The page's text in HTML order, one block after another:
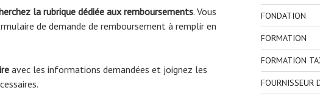
la rubrique dédiée aux remboursements. Vous
de demande de remboursement à remplir en
avec les informations demandées et joignez les
FONDATION
FORMATION
FORMATION
FOURNISSEUR